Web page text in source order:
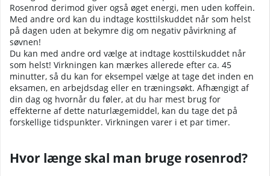
Rosenrod derimod giver også øget energi, men uden koffein.
Med andre ord kan du indtage kosttilskuddet når som helst
på dagen uden at bekymre dig om negativ påvirkning af
søvnen!
Du kan med andre ord vælge at indtage kosttilskuddet når
som helst! Virkningen kan mærkes allerede efter ca. 45
minutter, så du kan for eksempel vælge at tage det inden en
eksamen, en arbejdsdag eller en træningsøkt. Afhængigt af
din dag og hvornår du føler, at du har mest brug for
effekterne af dette naturlægemiddel, kan du tage det på
forskellige tidspunkter. Virkningen varer i et par timer.
Hvor længe skal man bruge rosenrod?